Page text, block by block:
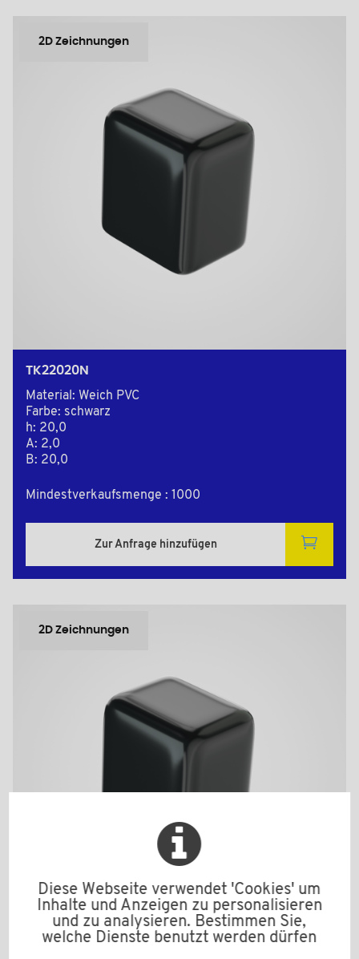
2D Zeichnungen
TK22020N
Material: Weich PVC
Farbe: schwarz
h: 20,0
A: 2,0
B: 20,0
Mindestverkaufsmenge : 1000
Zur Anfrage hinzufügen
2D Zeichnungen
Diese Webseite verwendet 'Cookies' um
Inhalte und Anzeigen zu personalisieren
und zu analysieren. Bestimmen Sie,
welche Dienste benutzt werden dürfen